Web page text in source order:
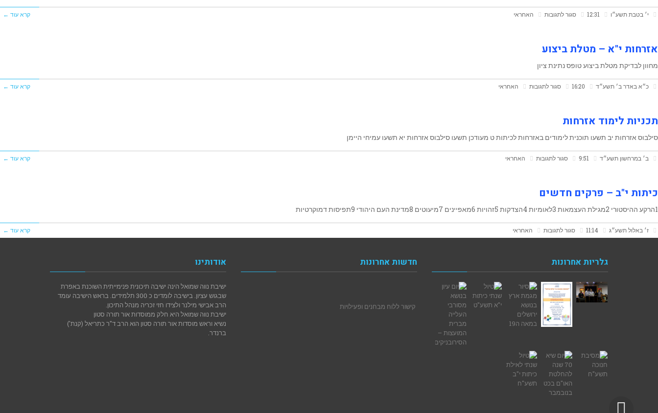
י׳ בטבת תשע״ו סגור לתגובותעל
האחראי קרא עוד ←
אזרחות י"א – מטלת ביצוע
מחוון לבדיקת מטלת ביצוע טופס נתינת ציון
כ״א באדר ב׳ תשע״ד סגור לתגובותעל
ביצוע
האחראי קרא עוד ←
תכניות לימוד אזרחות
סילבוס אזרחות יב תשעו תוכנית לימודים באזרחות לכיתות ט מעודכן תשעו סילבוס אזרחות יא תשעו עמיחי היימן
ב׳ במרחשון תשע״ד סגור לתגובותעל
האחראי קרא עוד ←
כיתות י"ב – פרקים חדשים
1הרקע ההיסטורי 2מגילת העצמאות 3לאומיות 4הצדקות 5זהויות 6מאפיינים 7מיעוטים 8מדינת העם היהודי 9תפיסות דמוקרטיות
ז׳ באלול תשע״ג סגור לתגובותעל
–
פרקים
חדשים
האחראי קרא עוד ←
גלריות אחרונות חדשות אחרונות
קישור ללוח מבחנים ופעילויות
אודותינו
ישיבת נווה שמואל הינה ישיבה תיכונית פנימייתית השוכנת באפרת
שבגוש עציון. בישיבה לומדים כ 300 תלמידים. בראש הישיבה עומד
הרב אבישי מילנר ולצידו חזי זכריה מנהל התיכון.
ישיבת נווה שמואל היא חלק ממוסדות אור תורה סטון
נשיא וראש מוסדות אור תורה סטון הוא הרב ד"ר כתריאל (קנת')
ברנדר.